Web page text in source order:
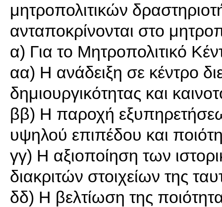
μητροπολιτικών
ανταποκρίνονται στο
α) Για το Μητροπολιτικό
αα) Η ανάδειξη σε κέντρο
δημιουργικότητας και
ββ) Η παροχή
υψηλού επιπέδου και
γγ) Η αξιοποίηση των
διακριτών στοιχείων της
δδ) Η βελτίωση της